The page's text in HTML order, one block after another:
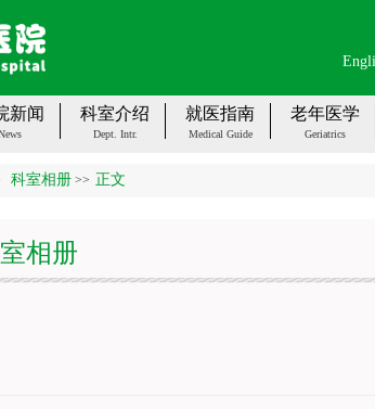
新闻 科室介绍
Dept. Intr.
就医指南
Medical Guide
老年医学
Geriatrics
科室相册 >> 正文
相册